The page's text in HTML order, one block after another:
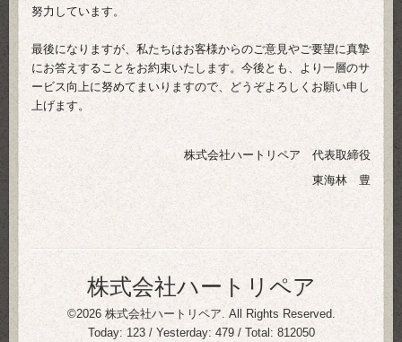
努力しています。
最後になりますが、私たちはお客様からのご意見やご要望に真摯
にお答えすることをお約束いたします。今後とも、より一層のサ
ービス向上に努めてまいりますので、どうぞよろしくお願い申し
上げます。
株式会社ハートリペア 代表取締役
東海林 豊
株式会社ハートリペア
©2026 株式会社ハートリペア . All Rights Reserved.
Today: 123/ Yesterday: 479/ Total: 812050